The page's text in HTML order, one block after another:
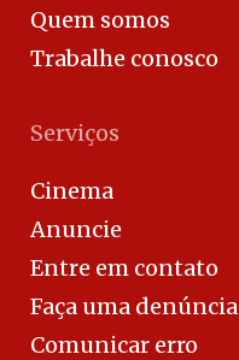
Quem somos
Trabalhe conosco
Serviços
Cinema
Anuncie
Entre em contato
Faça uma denúncia
Comunicar erro